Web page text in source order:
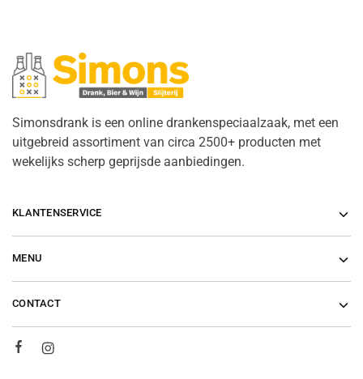
Simonsdrank is een online drankenspeciaalzaak, met een
uitgebreid assortiment van circa 2500+ producten met
wekelijks scherp geprijsde aanbiedingen.
KLANTENSERVICE
MENU
CONTACT